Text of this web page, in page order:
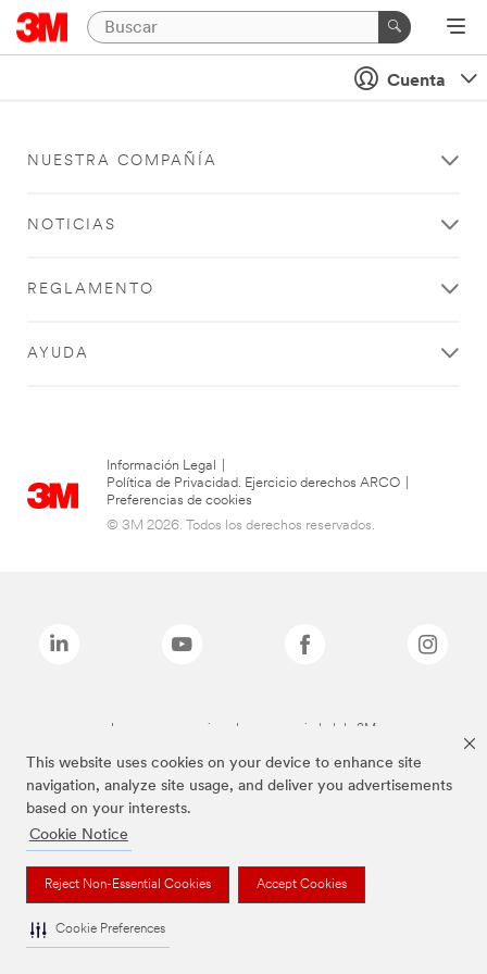
This website uses cookies on your device to enhance site
navigation, analyze site usage, and deliver you advertisements
based on your interests.
Cookie Notice
Reject Non-Essential Cookies Accept Cookies
Cookie Preferences
Cuenta
NUESTRA COMPAÑÍA
NOTICIAS
REGLAMENTO
AYUDA
Información Legal
Política de Privacidad. Ejercicio derechos ARCO
Preferencias de cookies
© 3M 2026. Todos los derechos reservados.
Las marcas mencionadas son propiedad de 3M